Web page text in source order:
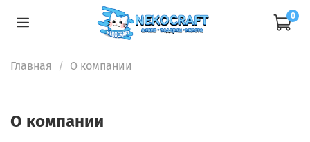
0
Главная О компании
О компании